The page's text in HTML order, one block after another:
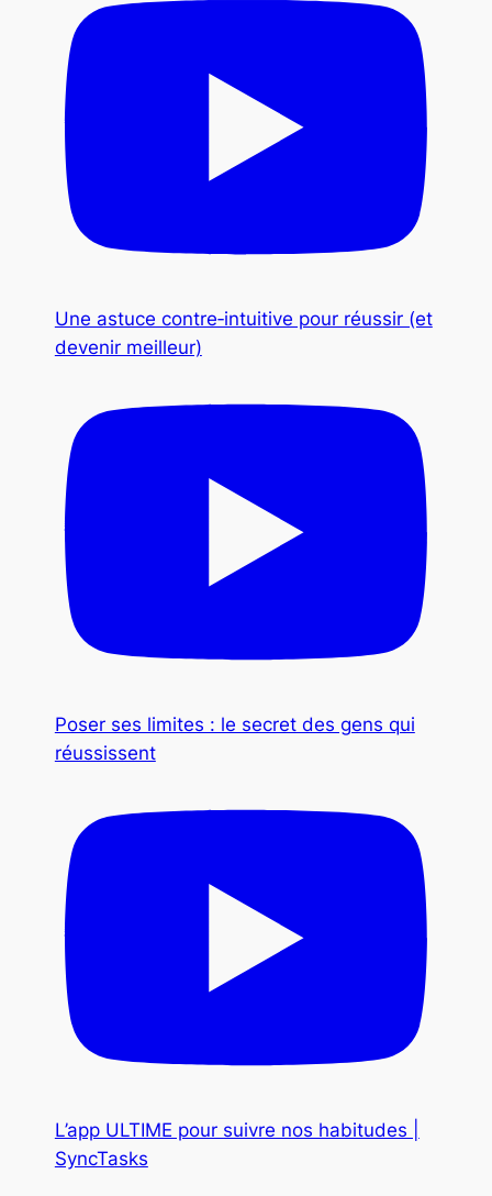
Une astuce contre‑intuitive pour réussir (et
devenir meilleur)
Poser ses limites : le secret des gens qui
réussissent
L’app ULTIME pour suivre nos habitudes |
SyncTasks